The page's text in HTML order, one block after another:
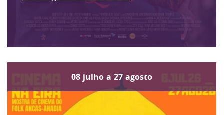
08 julho a 27 agosto